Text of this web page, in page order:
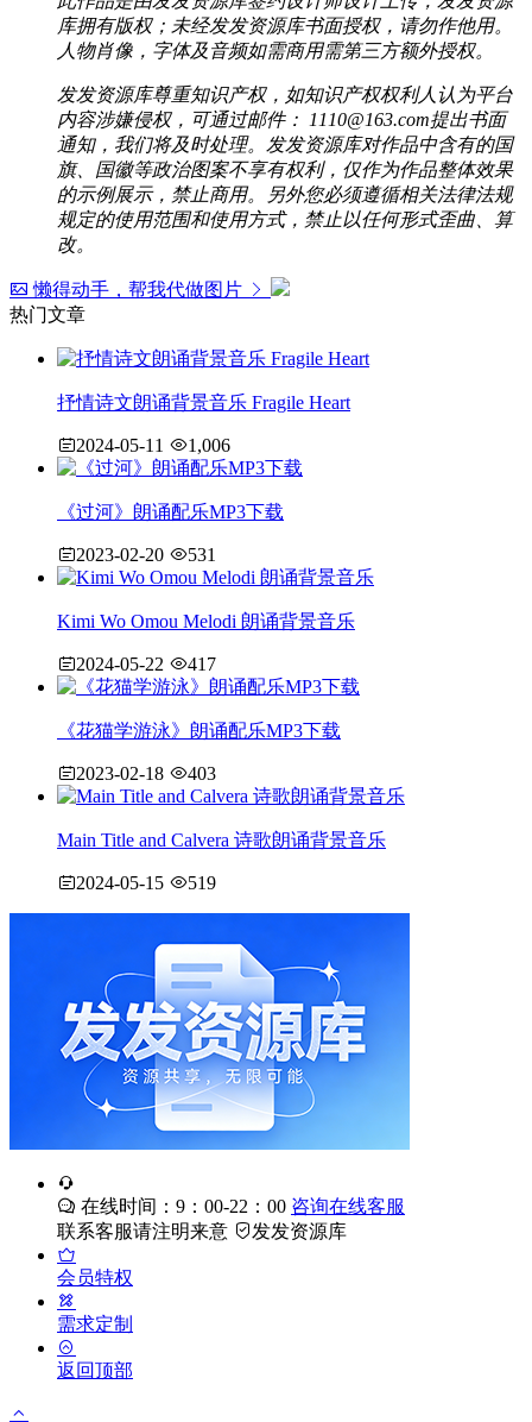
库拥有版权；未经发发资源库书面授权，请勿作他用。
人物肖像，字体及音频如需商用需第三方额外授权。
发发资源库尊重知识产权，如知识产权权利人认为平台
内容涉嫌侵权，可通过邮件： 1110@163.com提出书面
通知，我们将及时处理。发发资源库对作品中含有的国
旗、国徽等政治图案不享有权利，仅作为作品整体效果
的示例展示，禁止商用。另外您必须遵循相关法律法规
规定的使用范围和使用方式，禁止以任何形式歪曲、算
改。
懒得动手，帮我代做图片
热门文章
抒情诗文朗诵背景音乐 Fragile Heart
2024-05-11 1,006
《过河》朗诵配乐MP3下载
2023-02-20 531
Kimi Wo Omou Melodi 朗诵背景音乐
2024-05-22 417
《花猫学游泳》朗诵配乐MP3下载
2023-02-18 403
Main Title and Calvera 诗歌朗诵背景音乐
2024-05-15 519
在线时间：9：00-22：00 咨询在线客服
联系客服请注明来意
发发资源库
会员特权
需求定制
返回顶部